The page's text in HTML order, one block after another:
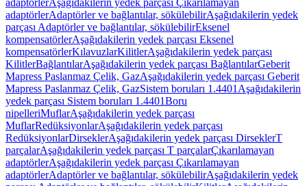
adaptörlerAşağıdakilerin yedek parçası Çıkarılamayan
adaptörlerAdaptörler ve bağlantılar, sökülebilirAşağıdakilerin yedek
parçası Adaptörler ve bağlantılar, sökülebilirEksenel
kompensatörlerAşağıdakilerin yedek parçası Eksenel
kompensatörlerKılavuzlarKilitlerAşağıdakilerin yedek parçası
KilitlerBağlantılarAşağıdakilerin yedek parçası BağlantılarGeberit
Mapress Paslanmaz Çelik, GazAşağıdakilerin yedek parçası Geberit
Mapress Paslanmaz Çelik, GazSistem boruları 1.4401 Aşağıdakilerin
yedek parçası Sistem boruları 1.4401Boru
nipelleriMuflarAşağıdakilerin yedek parçası
MuflarRedüksiyonlarAşağıdakilerin yedek parçası
RedüksiyonlarDirseklerAşağıdakilerin yedek parçası DirseklerT
parçalarAşağıdakilerin yedek parçası T parçalarÇıkarılamayan
adaptörlerAşağıdakilerin yedek parçası Çıkarılamayan
adaptörlerAdaptörler ve bağlantılar, sökülebilirAşağıdakilerin yedek